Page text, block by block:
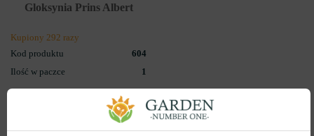
Gloksynia Prins Albert
Kupiony 292 razy
Kod produktu
604
Ilość w paczce
1